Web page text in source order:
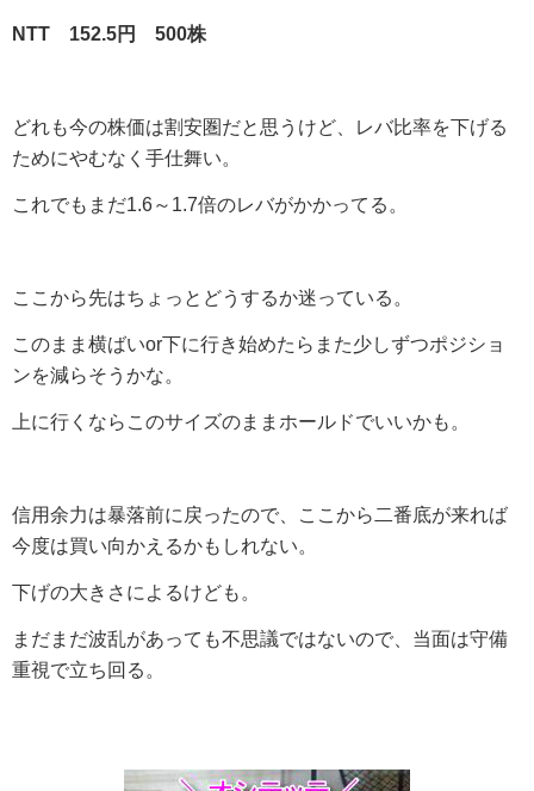
NTT 152.5円 500株
どれも今の株価は割安圏だと思うけど、レバ比率を下げる
ためにやむなく手仕舞い。
これでもまだ1.6～1.7倍のレバがかかってる。
ここから先はちょっとどうするか迷っている。
このまま横ばいor下に行き始めたらまた少しずつポジショ
ンを減らそうかな。
上に行くならこのサイズのままホールドでいいかも。
信用余力は暴落前に戻ったので、ここから二番底が来れば
今度は買い向かえるかもしれない。
下げの大きさによるけども。
まだまだ波乱があっても不思議ではないので、当面は守備
重視で立ち回る。